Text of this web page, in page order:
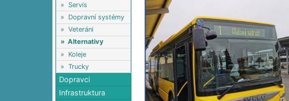
» Servis
» Dopravní systémy
» Veteráni
» Alternativy
» Koleje
» Trucky
Dopravci
Infrastruktura